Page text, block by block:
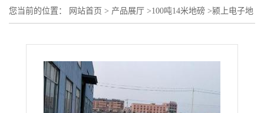
您当前的位置： 网站首页 > 产品展厅 >100吨14米地磅 >颍上电子地